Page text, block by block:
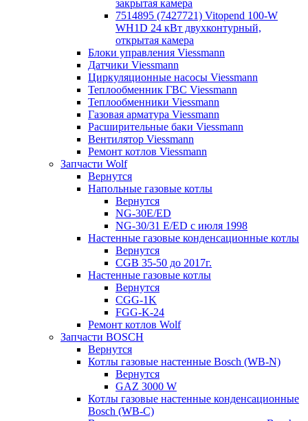
закрытая камера
7514895 (7427721) Vitopend 100-W
WH1D 24 кВт двухконтурный,
открытая камера
Блоки управления Viessmann
Датчики Viessmann
Циркуляционные насосы Viessmann
Теплообменник ГВС Viessmann
Теплообменники Viessmann
Газовая арматура Viessmann
Расширительные баки Viessmann
Вентилятор Viessmann
Ремонт котлов Viessmann
Запчасти Wolf
Вернутся
Напольные газовые котлы
Вернутся
NG-30E/ED
NG-30/31 E/ED с июля 1998
Настенные газовые конденсационные котлы
Вернутся
CGB 35-50 до 2017г.
Настенные газовые котлы
Вернутся
CGG-1K
FGG-K-24
Ремонт котлов Wolf
Запчасти BOSCH
Вернутся
Котлы газовые настенные Bosch (WB-N)
Вернутся
GAZ 3000 W
Котлы газовые настенные конденсационные
Bosch (WB-C)